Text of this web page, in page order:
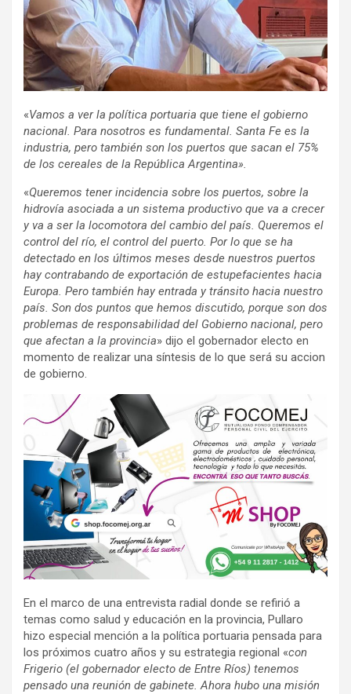
«Vamos a ver la política portuaria que tiene el gobierno
nacional. Para nosotros es fundamental. Santa Fe es la
industria, pero también son los puertos que sacan el 75%
de los cereales de la República Argentina».
«Queremos tener incidencia sobre los puertos, sobre la
hidrovía asociada a un sistema productivo que va a crecer
y va a ser la locomotora del cambio del país. Queremos el
control del río, el control del puerto. Por lo que se ha
detectado en los últimos meses desde nuestros puertos
hay contrabando de exportación de estupefacientes hacia
Europa. Pero también hay entrada y tránsito hacia nuestro
país. Son dos puntos que hemos discutido, porque son dos
problemas de responsabilidad del Gobierno nacional, pero
que afectan a la provincia» dijo el gobernador electo en
momento de realizar una síntesis de lo que será su accion
de gobierno.
En el marco de una entrevista radial donde se refirió a
temas como salud y educación en la provincia, Pullaro
hizo especial mención a la política portuaria pensada para
los próximos cuatro años y su estrategia regional «con
Frigerio (el gobernador electo de Entre Ríos) tenemos
pensado una reunión de gabinete. Ahora hubo una misión